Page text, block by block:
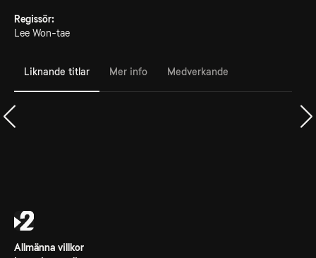
Regissör:
Lee Won-tae
Liknande titlar Mer info Medverkande
Allmänna villkor